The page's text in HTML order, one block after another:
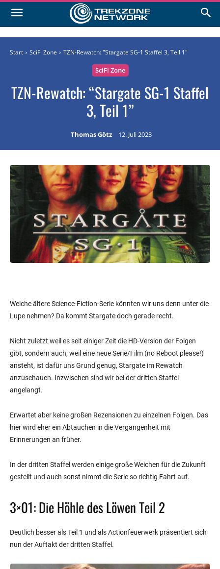
Start SciFi Zone TZN-Rewatch: "Stargate SG-1 Staffel 3, Teil 1"
SciFi Zone
TZN-Rewatch: “Stargate SG-1 Staffel
3, Teil 1”
Thomas Götz 12. Juli 2023
Welche ältere Science-Fiction-Serie könnten wir uns denn unter die
Lupe nehmen? Da kommt Stargate doch gerade recht.
Nicht zuletzt weil es seit einiger Zeit die HD-Version der Folgen
gibt, sondern auch, weil eine neue Serie/Film (no Reboot please!)
ansteht, ist dafür uns Grund genug, Stargate im Rewatch
anzuschauen. Inzwischen sind wir bei der dritten Staffel
angelangt.
Erwartet aber keine großen Rezensionen zu einzelnen Folgen. Das
hier wird eher ein Abtauchen in die Vergangenheit mit
Erinnerungen an früher.
In der dritten Staffel werden einige große Weichen für die Zukunft
gestellt und auch sonst nimmt die Serie so richtig Fahrt auf.
3×01: Die Höhle des Löwen Teil 2
Deutlich besser als Teil 1 und als Actionfeuerwerk präsentiert sich
nun der Auftakt der dritten Staffel.